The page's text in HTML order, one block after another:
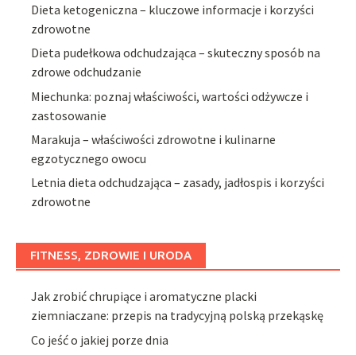
Dieta ketogeniczna – kluczowe informacje i korzyści
zdrowotne
Dieta pudełkowa odchudzająca – skuteczny sposób na
zdrowe odchudzanie
Miechunka: poznaj właściwości, wartości odżywcze i
zastosowanie
Marakuja – właściwości zdrowotne i kulinarne
egzotycznego owocu
Letnia dieta odchudzająca – zasady, jadłospis i korzyści
zdrowotne
FITNESS, ZDROWIE I URODA
Jak zrobić chrupiące i aromatyczne placki
ziemniaczane: przepis na tradycyjną polską przekąskę
Co jeść o jakiej porze dnia